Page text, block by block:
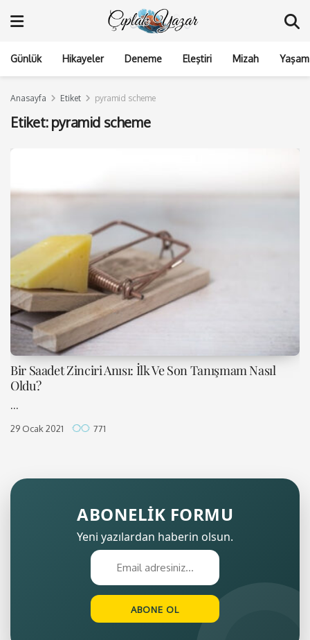
Günlük Hikayeler Deneme Eleştiri Mizah
Anasayfa Etiket pyramid scheme
Etiket:pyramid scheme
Bir Saadet Zinciri Anısı: İlk Ve Son Tanışmam Nasıl
Oldu?
...
29 Ocak 2021 771
ABONELİK FORMU
Yeni yazılardan haberin olsun.